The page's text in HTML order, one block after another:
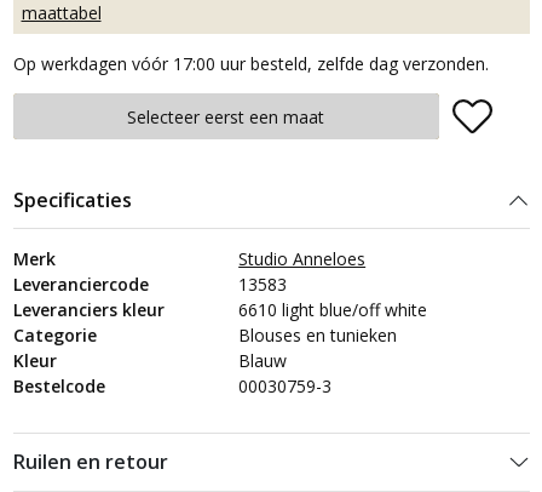
maattabel
Op werkdagen vóór 17:00 uur besteld, zelfde dag verzonden.
Plaats in winkelmand
Selecteer eerst een maat
Specificaties
Merk
Studio Anneloes
Leveranciercode
13583
Leveranciers kleur
6610 light blue/off white
Categorie
Blouses en tunieken
Kleur
Blauw
Bestelcode
00030759-3
Ruilen en retour